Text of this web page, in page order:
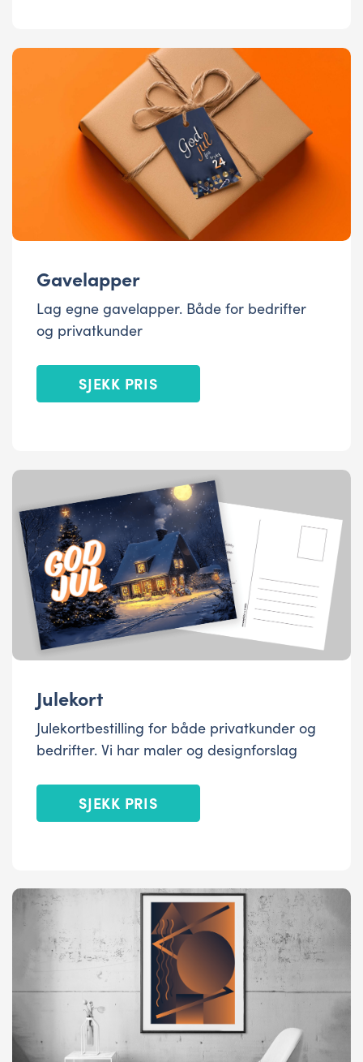
Gavelapper
Lag egne gavelapper. Både for bedrifter
og privatkunder
SJEKK PRIS
Julekort
Julekortbestilling for både privatkunder og
bedrifter. Vi har maler og designforslag
SJEKK PRIS